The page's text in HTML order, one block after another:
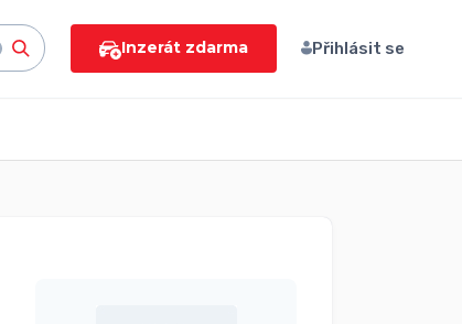
Inzerát zdarma Přihlásit se